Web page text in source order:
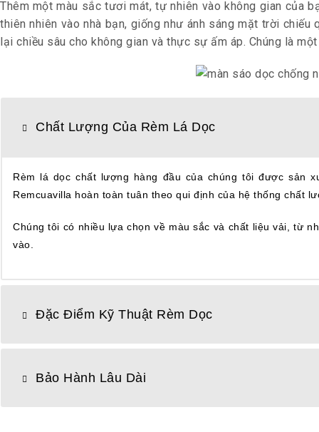
Thêm một màu sắc tươi mát, tự nhiên vào không gian của
thiên nhiên vào nhà bạn, giống như ánh sáng mặt trời
lại chiều sâu cho không gian và thực sự ấm áp. Chúng là
Chất Lượng Của Rèm Lá Dọc
Rèm lá dọc chất lượng hàng đầu của chúng tôi được sản
Remcuavilla hoàn toàn tuân theo qui định của hệ thống chất
Chúng tôi có nhiều lựa chọn về màu sắc và chất liệu vải, từ
vào.
Đặc Điểm Kỹ Thuật Rèm Dọc
Bảo Hành Lâu Dài